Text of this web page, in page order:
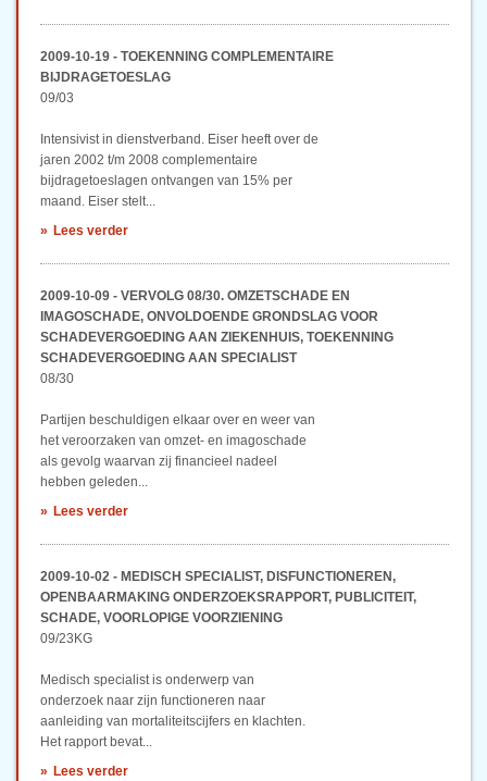
2009-10-19 - TOEKENNING COMPLEMENTAIRE
BIJDRAGETOESLAG
09/03
Intensivist in dienstverband. Eiser heeft over de
jaren 2002 t/m 2008 complementaire
bijdragetoeslagen ontvangen van 15% per
maand. Eiser stelt...
Lees verder
2009-10-09 - VERVOLG 08/30. OMZETSCHADE EN
IMAGOSCHADE, ONVOLDOENDE GRONDSLAG VOOR
SCHADEVERGOEDING AAN ZIEKENHUIS, TOEKENNING
SCHADEVERGOEDING AAN SPECIALIST
08/30
Partijen beschuldigen elkaar over en weer van
het veroorzaken van omzet- en imagoschade
als gevolg waarvan zij financieel nadeel
hebben geleden...
Lees verder
2009-10-02 - MEDISCH SPECIALIST, DISFUNCTIONEREN,
OPENBAARMAKING ONDERZOEKSRAPPORT, PUBLICITEIT,
SCHADE, VOORLOPIGE VOORZIENING
09/23KG
Medisch specialist is onderwerp van
onderzoek naar zijn functioneren naar
aanleiding van mortaliteitscijfers en klachten.
Het rapport bevat...
Lees verder